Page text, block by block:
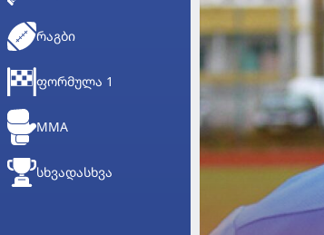
ᲠᲐᲒᲑᲘ
ᲤᲝᲠᲛᲣᲚᲐ 1
MMA
ᲡᲮᲕᲐᲓᲐᲡᲮᲕᲐ